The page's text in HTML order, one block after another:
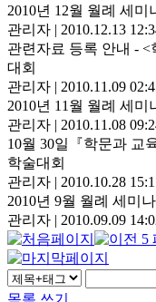
2010년 12월 월례 세미
관리자 | 2010.12.13
관련자료 등록 안내 -
대회
관리자 | 2010.11.09
2010년 11월 월례 세미
관리자 | 2010.11.08
10월 30일『학문과 교
학술대회
관리자 | 2010.10.28
2010년 9월 월례 세미나
관리자 | 2010.09.09
목록 쓰기